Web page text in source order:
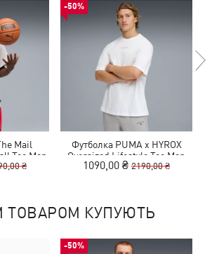
Mail
Tee Men
₴
-50%
Футболка PUMA x HYROX
Oversized Lifestyle Tee Men
1090,00 ₴ 2190,00 ₴
ТОВАРОМ КУПУЮТЬ
-50%